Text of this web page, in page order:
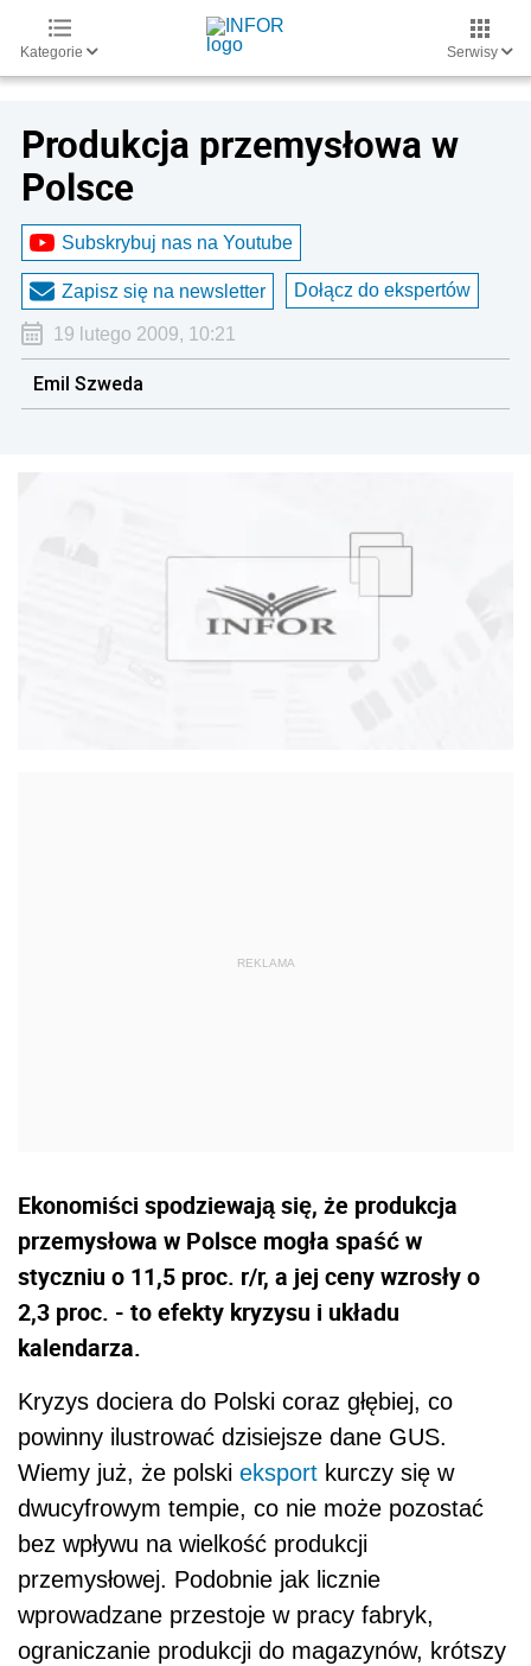
Kategorie Serwisy
Produkcja przemysłowa w
Polsce
Subskrybuj nas na Youtube
Zapisz się na newsletter Dołącz do ekspertów
19 lutego 2009, 10:21
Emil Szweda
Ekonomiści spodziewają się, że produkcja
przemysłowa w Polsce mogła spaść w
styczniu o 11,5 proc. r/r, a jej ceny wzrosły o
2,3 proc. - to efekty kryzysu i układu
kalendarza.
Kryzys dociera do Polski coraz głębiej, co
powinny ilustrować dzisiejsze dane GUS.
Wiemy już, że polski eksport kurczy się w
dwucyfrowym tempie, co nie może pozostać
bez wpływu na wielkość produkcji
przemysłowej. Podobnie jak licznie
wprowadzane przestoje w pracy fabryk,
ograniczanie produkcji do magazynów, krótszy